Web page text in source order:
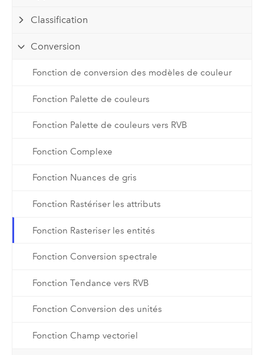
Classification
Conversion
Fonction de conversion des modèles de couleur
Fonction Palette de couleurs
Fonction Palette de couleurs vers RVB
Fonction Complexe
Fonction Nuances de gris
Fonction Rastériser les attributs
Fonction Rasteriser les entités
Fonction Conversion spectrale
Fonction Tendance vers RVB
Fonction Conversion des unités
Fonction Champ vectoriel